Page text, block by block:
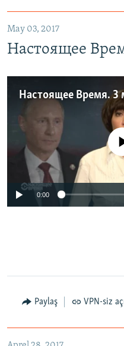
May 03, 2017
Настоящее
Настоящее Время. 3
No media
0:00
Paylaş VPN-siz